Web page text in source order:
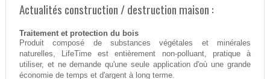
Actualités construction / destruction maison :
Traitement et protection du bois
Produit composé de substances végétales et minérales
naturelles, LifeTime est entièrement non-polluant, pratique à
utiliser, et ne demande qu'une seule application d'où une grande
économie de temps et d'argent à long terme.